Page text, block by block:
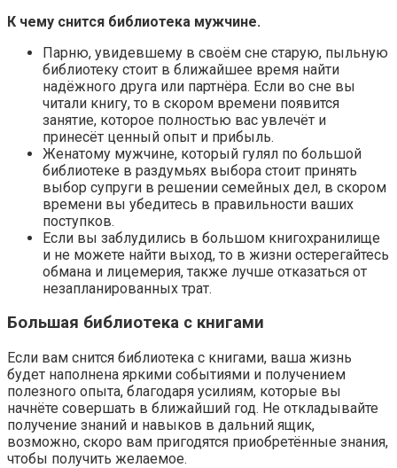
К чему снится библиотека мужчине.
Парню, увидевшему в своём сне старую, пыльную
библиотеку стоит в ближайшее время найти
надёжного друга или партнёра. Если во сне вы
читали книгу, то в скором времени появится
занятие, которое полностью вас увлечёт и
принесёт ценный опыт и прибыль.
Женатому мужчине, который гулял по большой
библиотеке в раздумьях выбора стоит принять
выбор супруги в решении семейных дел, в скором
времени вы убедитесь в правильности ваших
поступков.
Если вы заблудились в большом книгохранилище
и не можете найти выход, то в жизни остерегайтесь
обмана и лицемерия, также лучше отказаться от
незапланированных трат.
Большая библиотека с книгами
Если вам снится библиотека с книгами, ваша жизнь
будет наполнена яркими событиями и получением
полезного опыта, благодаря усилиям, которые вы
начнёте совершать в ближайший год. Не откладывайте
получение знаний и навыков в дальний ящик,
возможно, скоро вам пригодятся приобретённые знания,
чтобы получить желаемое.